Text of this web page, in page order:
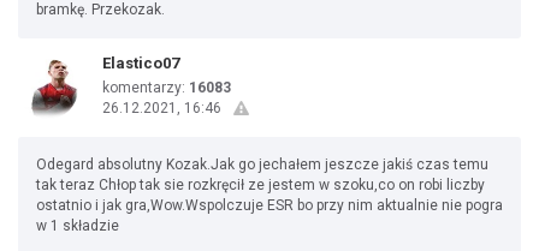
bramkę. Przekozak.
Elastico07
komentarzy: 16083
26.12.2021, 16:46
Odegard absolutny Kozak.Jak go jechałem jeszcze jakiś czas temu
tak teraz Chłop tak sie rozkręcił ze jestem w szoku,co on robi liczby
ostatnio i jak gra,Wow.Wspolczuje ESR bo przy nim aktualnie nie pogra
w 1 składzie